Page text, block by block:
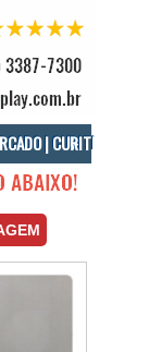
| CURITIBA
Locação de Brinquedos Sítio Cercado.
Piscina Bolinha Curitiba.